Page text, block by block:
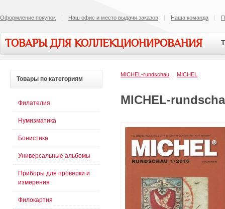
Оформление покупок Наш офис и место выдачи заказов Наша команда
ТОВАРЫ ДЛЯ КОЛЛЕКЦИОНИРОВАНИЯ
MICHEL-rundschau | MICHEL
MICHEL-
Товары по категориям
Филателия
Нумизматика
Бонистика
Универсальные альбомы
Приборы для проверки и
измерения
Филокартия